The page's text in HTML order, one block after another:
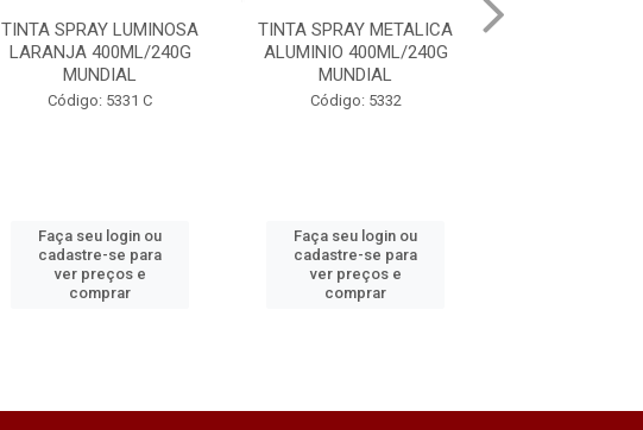
TINTA SPRAY LUMINOSA
LARANJA 400ML/240G
MUNDIAL
Código: 5331 C
Faça seu login ou
cadastre-se para
ver preços e
comprar
TINTA SPRAY METALICA
ALUMINIO 400ML/240G
MUNDIAL
Código: 5332
Faça seu login ou
cadastre-se para
ver preços e
comprar